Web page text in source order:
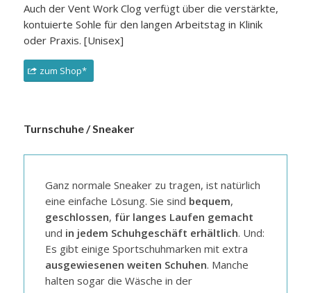
Auch der Vent Work Clog verfügt über die verstärkte,
kontuierte Sohle für den langen Arbeitstag in Klinik
oder Praxis. [Unisex]
zum Shop*
Turnschuhe / Sneaker
Ganz normale Sneaker zu tragen, ist natürlich
eine einfache Lösung. Sie sind bequem,
geschlossen, für langes Laufen gemacht
und in jedem Schuhgeschäft erhältlich. Und:
Es gibt einige Sportschuhmarken mit extra
ausgewiesenen weiten Schuhen. Manche
halten sogar die Wäsche in der